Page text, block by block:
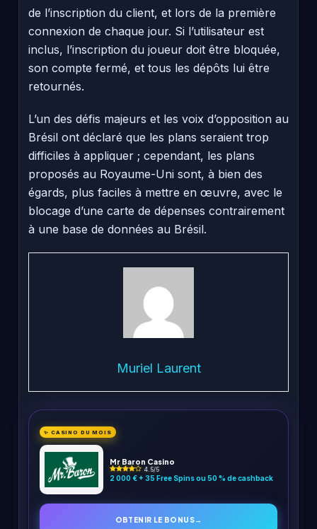
de l’inscription du client, et lors de la première
connexion de chaque jour. Si l’utilisateur est
inclus, l’inscription du joueur doit être bloquée,
son compte fermé, et tous les dépôts lui être
retournés.
L’un des défis majeurs et les voix d’opposition au
Brésil ont déclaré que les plans seraient trop
difficiles à appliquer ; cependant, les plans
proposés au Royaume-Uni sont, à bien des
égards, plus faciles à mettre en œuvre, avec le
blocage d’une carte de dépenses contrairement
à une base de données au Brésil.
Muriel Laurent
✨ CASINO DU MOIS
Mr Baron Casino
4.5/5
2 000 € + 35 Free Spins ou 50 % de cashback
OBTENIR LE BONUS→